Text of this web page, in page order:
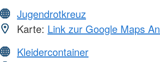
Jugendrotkreuz
Karte: Link zur Google Maps
Kleidercontainer